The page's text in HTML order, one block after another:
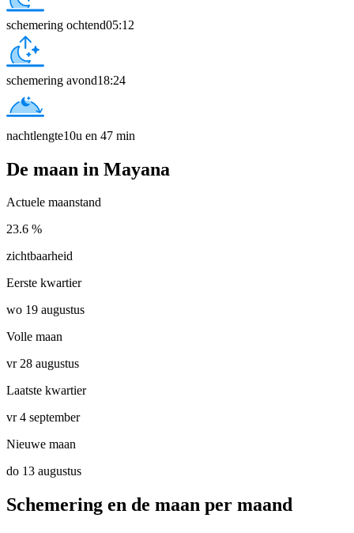
schemering ochtend05:12
schemering avond18:24
nachtlengte10u en 47 min
De maan in Mayana
Actuele maanstand
23.6 %
zichtbaarheid
Eerste kwartier
wo 19 augustus
Volle maan
vr 28 augustus
Laatste kwartier
vr 4 september
Nieuwe maan
do 13 augustus
Schemering en de maan per maand